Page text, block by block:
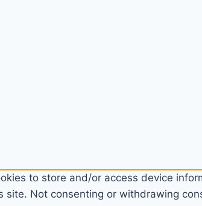
to store and/or access device
site. Not consenting or withdrawing